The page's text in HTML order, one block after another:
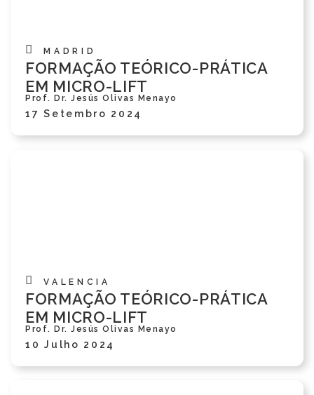
MADRID
FORMAÇÃO TEÓRICO-PRÁTICA
EM MICRO-LIFT
Prof. Dr. Jesús Olivas Menayo
17 Setembro 2024
VALENCIA
FORMAÇÃO TEÓRICO-PRÁTICA
EM MICRO-LIFT
Prof. Dr. Jesús Olivas Menayo
10 Julho 2024